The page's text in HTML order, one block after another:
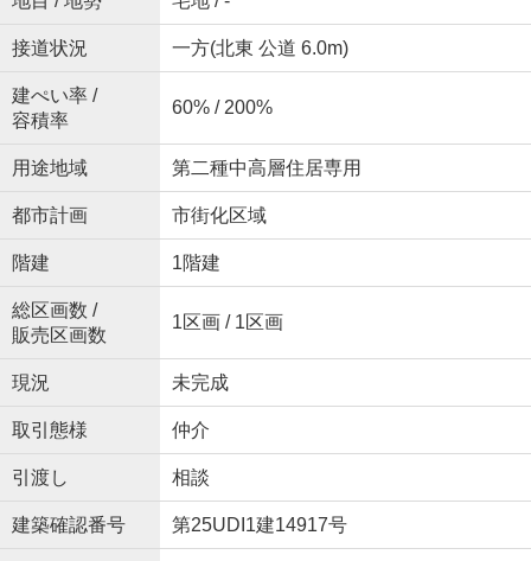
接道状況 一方(北東 公道 6.0m)
建ぺい率 /
容積率
60% / 200%
用途地域 第二種中高層住居専用
都市計画 市街化区域
階建 1階建
総区画数 /
販売区画数
1区画 / 1区画
現況 未完成
取引態様 仲介
引渡し 相談
建築確認番号 第25UDI1建14917号